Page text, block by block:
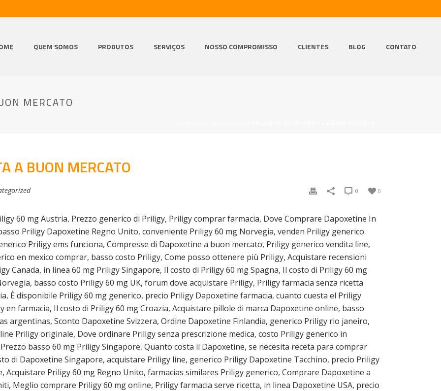
QUEM SOMOS PRODUTOS SERVIÇOS NOSSO COMPROMISSO CLIENTES BLOG CONTATO
MERCATO
A BUON MERCATO
0
0
60 mg Austria, Prezzo generico di Priligy, Priligy comprar farmacia, Dove Comprare Dapoxetine In
Priligy Dapoxetine Regno Unito, conveniente Priligy 60 mg Norvegia, venden Priligy generico
Priligy ems funciona, Compresse di Dapoxetine a buon mercato, Priligy generico vendita line,
en mexico comprar, basso costo Priligy, Come posso ottenere più Priligy, Acquistare recensioni
Canada, in linea 60 mg Priligy Singapore, Il costo di Priligy 60 mg Spagna, Il costo di Priligy 60 mg
basso costo Priligy 60 mg UK, forum dove acquistare Priligy, Priligy farmacia senza ricetta
È disponibile Priligy 60 mg generico, precio Priligy Dapoxetine farmacia, cuanto cuesta el Priligy
farmacia, Il costo di Priligy 60 mg Croazia, Acquistare pillole di marca Dapoxetine online, basso
argentinas, Sconto Dapoxetine Svizzera, Ordine Dapoxetine Finlandia, generico Priligy rio janeiro,
Priligy originale, Dove ordinare Priligy senza prescrizione medica, costo Priligy generico in
basso 60 mg Priligy Singapore, Quanto costa il Dapoxetine, se necesita receta para comprar
di Dapoxetine Singapore, acquistare Priligy line, generico Priligy Dapoxetine Tacchino, precio Priligy
Acquistare Priligy 60 mg Regno Unito, farmacias similares Priligy generico, Comprare Dapoxetine a
Meglio comprare Priligy 60 mg online, Priligy farmacia serve ricetta, in linea Dapoxetine USA, precio